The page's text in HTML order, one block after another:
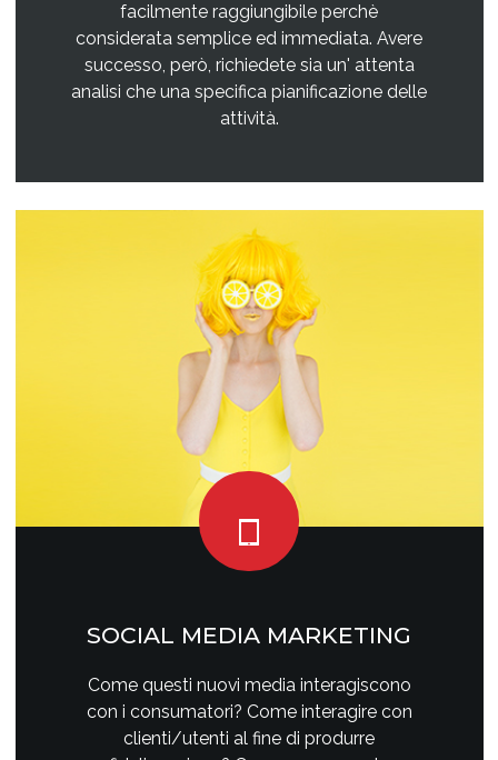
facilmente raggiungibile perchè
considerata semplice ed immediata. Avere
successo, però, richiedete sia un' attenta
analisi che una specifica pianificazione delle
attività.
SOCIAL MEDIA MARKETING
Come questi nuovi media interagiscono
con i consumatori? Come interagire con
clienti/utenti al fine di produrre